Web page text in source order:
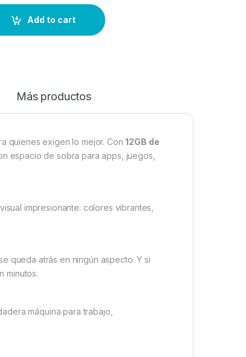
Add to cart
Más productos
quienes exigen lo mejor. Con12GB de
espacio de sobra para apps, juegos,
impresionante: colores vibrantes,
queda atrás en ningún aspecto. Y si
minutos.
máquina para trabajo,